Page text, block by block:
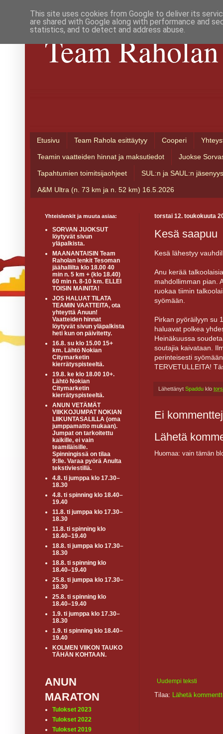
Team
Etusivu Team Rahola esittäytyy Cooperi
Teamin vaatteiden hinnat ja maksutiedot Juokse
Tapahtumien toimitsijaohjeet SUL:n ja SAUL:n jäsenyys
A&M Ultra (n. 73 km ja n. 52 km) 16.5.2026
torstai 12. toukokuuta
Kesä saapuu
Kesä lähestyy
Anu kerää
mahdollimman pian.
ruokaa tiimin
syömään.
Pirkan pyöräilyyn su
haluavat polkea
Heinäkuussa
soutajia kaivataan.
perinteisesti
TERVETULLEITA!
Lähettänyt Spaddu klo
Ei
Lähetä
Huomaa: vain tämän
Uudempi teksti
Tilaa: Lähetä
Yhteislenkit ja muuta asiaa:
SORVAN JUOKSUT
löytyvät sivun
yläpalkista.
MAANANTAISIN Team
Raholan lenkit Tesoman
jäähallilta klo 18.00 40
min n. 5 km + (klo 18.40)
60 min n. 8-10 km. ELLEI
TOISIN MAINITA!
JOS HALUAT TILATA
TEAMIN VAATTEITA, ota
yhteyttä Anuun!
Vaatteiden hinnat
löytyvät sivun yläpalkista
heti kun on päivitetty.
16.8. su klo 15.00 15+
km. Lähtö Nokian
Citymarketin
kierrätyspisteeltä.
19.8. ke klo 18.00 10+.
Lähtö Nokian
Citymarketin
kierrätyspisteeltä.
ANUN VETÄMÄT
VIIKKOJUMPAT NOKIAN
LIIKUNTASALILLA (oma
jumppamatto mukaan).
Jumpat on tarkoitettu
kaikille, ei vain
teamiläisille.
Spinningissä on tilaa
9:lle. Varaa pyörä Anulta
tekstiviestillä.
4.8. ti jumppa klo 17.30–
18.30
4.8. ti spinning klo 18.40–
19.40
11.8. ti jumppa klo 17.30–
18.30
11.8. ti spinning klo
18.40–19.40
18.8. ti jumppa klo 17.30–
18.30
18.8. ti spinning klo
18.40–19.40
25.8. ti jumppa klo 17.30–
18.30
25.8. ti spinning klo
18.40–19.40
1.9. ti jumppa klo 17.30–
18.30
1.9. ti spinning klo 18.40–
19.40
KOLMEN VIIKON TAUKO
TÄHÄN KOHTAAN.
ANUN
MARATON
Tulokset 2023
Tulokset 2022
Tulokset 2019
This site uses cookies from Google to deliver its
are shared with Google along with performance and
statistics, and to detect and address abuse.